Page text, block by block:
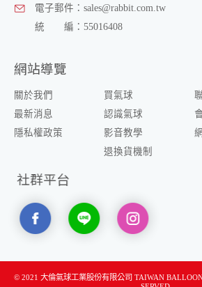
電子郵件： sales@rabbit.com.tw
統 編： 55016408
網站導覽
關於我們
最新消息
隱私權政策
買氣球
認識氣球
影音教學
退換貨機制
社群平台
© 2021 大倫氣球工業股份有限公司 TAIWAN